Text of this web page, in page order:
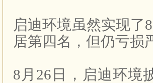
启迪环境虽然实现了
居第四名，但仍亏损
8 月 26 日，启迪环境